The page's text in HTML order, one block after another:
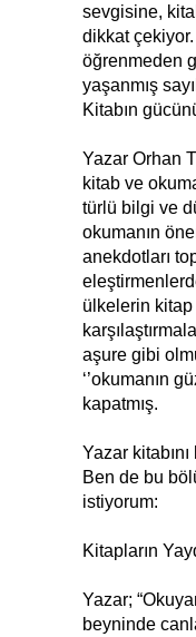
sevgisine,
dikkat
öğrenmeden
yaşanmış
Kitabın
Yazar Orhan
kitab ve
türlü bilgi ve
okumanın
anekdotları
ülkelerin
aşure gibi
‘’okumanın
kapatmış.
Yazar
Ben de bu
istiyorum:
Kitapların
Yazar;
beyninde